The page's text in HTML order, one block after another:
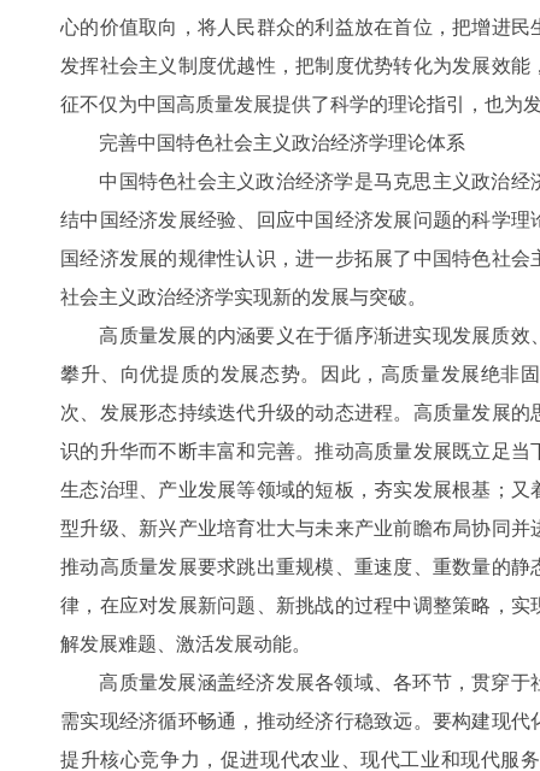
心的价值取向，将人民群众的利益放在首位，把增进
发挥社会主义制度优越性，把制度优势转化为发展效
征不仅为中国高质量发展提供了科学的理论指引，也为
完善中国特色社会主义政治经济学理论体系
中国特色社会主义政治经济学是马克思主义政治经
结中国经济发展经验、回应中国经济发展问题的科学
国经济发展的规律性认识，进一步拓展了中国特色社
社会主义政治经济学实现新的发展与突破。
高质量发展的内涵要义在于循序渐进实现发展质效
攀升、向优提质的发展态势。因此，高质量发展绝非
次、发展形态持续迭代升级的动态进程。高质量发展
识的升华而不断丰富和完善。推动高质量发展既立足
生态治理、产业发展等领域的短板，夯实发展根基；
型升级、新兴产业培育壮大与未来产业前瞻布局协同
推动高质量发展要求跳出重规模、重速度、重数量的
律，在应对发展新问题、新挑战的过程中调整策略，
解发展难题、激活发展动能。
高质量发展涵盖经济发展各领域、各环节，贯穿于
需实现经济循环畅通，推动经济行稳致远。要构建现
提升核心竞争力，促进现代农业、现代工业和现代服